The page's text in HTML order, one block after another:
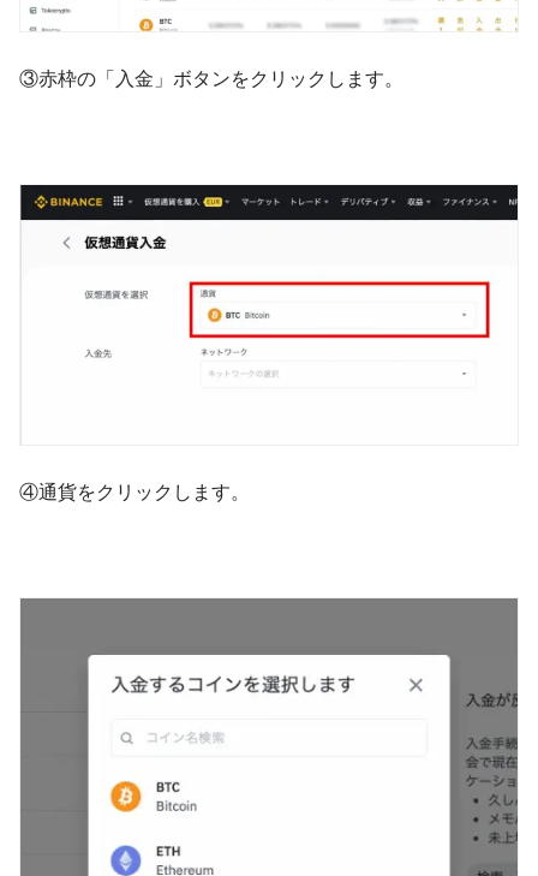
③赤枠の「入金」ボタンをクリックします。
④通貨をクリックします。